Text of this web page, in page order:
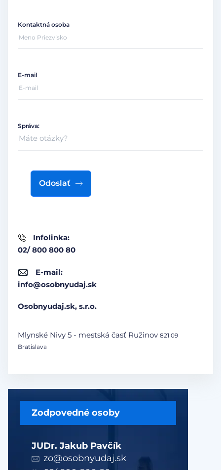
Zodpovedné osoby
JUDr. Jakub Pavčík
zo@osobnyudaj.sk
Infolinka:
02/ 800 800 80
E-mail:
info@osobnyudaj.sk
Osobnyudaj.sk, s.r.o.
Mlynské Nivy 5 - mestská časť Ružinov 821 09
Bratislava
Kontaktná osoba
E-mail
Správa:
Odoslať